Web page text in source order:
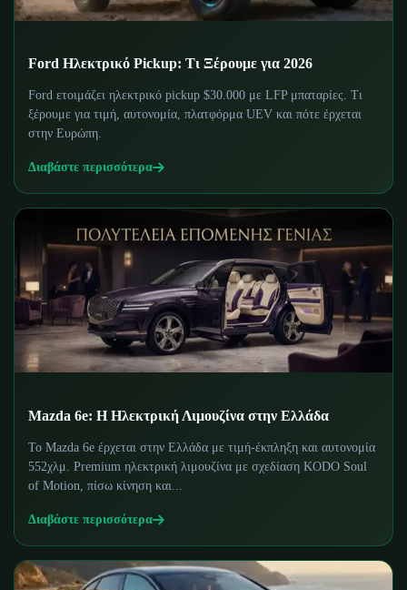
Ford Ηλεκτρικό Pickup: Τι Ξέρουμε για 2026
Ford ετοιμάζει ηλεκτρικό pickup $30.000 με LFP μπαταρίες. Τι
ξέρουμε για τιμή, αυτονομία, πλατφόρμα UEV και πότε έρχεται
στην Ευρώπη.
Διαβάστε περισσότερα
Mazda 6e: Η Ηλεκτρική Λιμουζίνα στην Ελλάδα
Το Mazda 6e έρχεται στην Ελλάδα με τιμή-έκπληξη και αυτονομία
552χλμ. Premium ηλεκτρική λιμουζίνα με σχεδίαση KODO Soul
of Motion, πίσω κίνηση και...
Διαβάστε περισσότερα